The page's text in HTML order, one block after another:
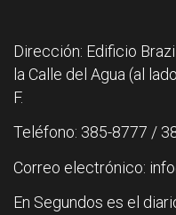
Dirección: Edificio
la Calle del Agua (al
F.
Teléfono: 385-8777 /
Correo electrónico:
En Segundos es el